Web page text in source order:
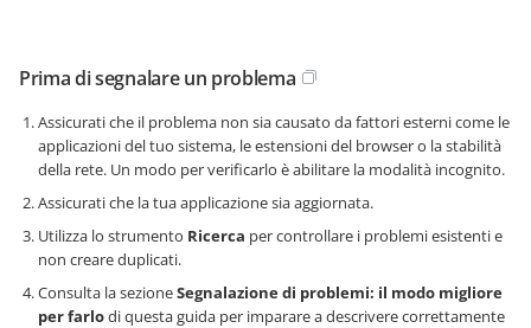
Prima di segnalare un problema
Assicurati che il problema non sia causato da fattori esterni come le
applicazioni del tuo sistema, le estensioni del browser o la stabilità
della rete. Un modo per verificarlo è abilitare la modalità incognito.
Assicurati che la tua applicazione sia aggiornata.
Utilizza lo strumento Ricerca per controllare i problemi esistenti e
non creare duplicati.
Consulta la sezioneSegnalazione di problemi: il modo migliore
per farlodi questa guida per imparare a descrivere correttamente